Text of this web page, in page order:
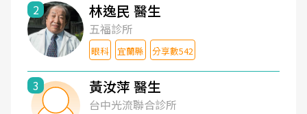
2 林逸民 醫生
五福診所
眼科 宜蘭縣 分享數542
3 黃汝萍 醫生
台中光流聯合診所